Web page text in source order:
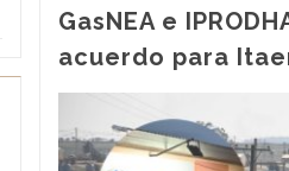
GasNEA e
acuerdo para